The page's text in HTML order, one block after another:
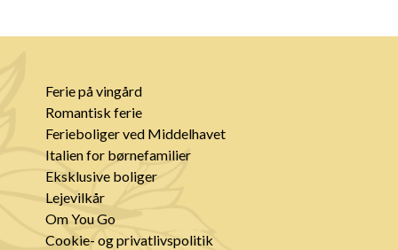
Ferie på vingård
Romantisk ferie
Ferieboliger ved Middelhavet
Italien for børnefamilier
Eksklusive boliger
Lejevilkår
Om You Go
Cookie- og privatlivspolitik